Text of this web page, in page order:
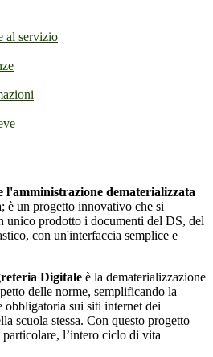
al servizio
l'amministrazione dematerializzata
; è un progetto innovativo che si
unico prodotto i documenti del DS, del
con un'interfaccia semplice e
Digitale è la dematerializzazione
delle norme, semplificando la
obbligatoria sui siti internet dei
scuola stessa. Con questo progetto
l’intero ciclo di vita